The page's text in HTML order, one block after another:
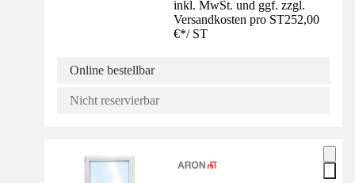
inkl. MwSt. und ggf. zzgl.
Versandkosten pro ST252,00
€*/ ST
Online bestellbar
Nicht reservierbar